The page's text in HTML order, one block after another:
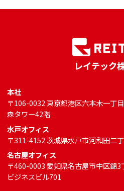
レイテック
本社
〒106-0032 東京都港区六本木一丁
森タワー42階
水戸オフィス
〒311-4152 茨城県水戸市河和田二
名古屋オフィス
〒460-0003 愛知県名古屋市中区錦
ビジネスビル701